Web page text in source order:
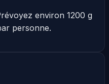
environ 1200 g
personne.